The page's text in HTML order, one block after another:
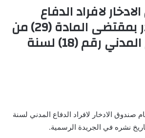
لافراد الدفاع
المدني / صادر بمقتضى المادة (29) من
قانون الدفاع المدني رقم (18) لسنة
صندوق الادخار لافراد الدفاع المدني لسنة